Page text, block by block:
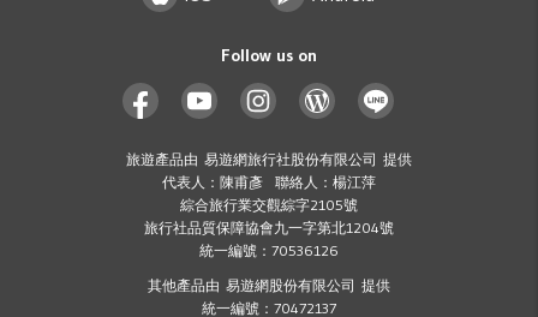
Follow us on
旅遊產品由 易遊網旅行社股份有限公司 提供
代表人：陳甫彥 聯絡人：楊江萍
綜合旅行業交觀綜字2105號
旅行社品質保障協會九一字第北1204號
統一編號：70536126
其他產品由 易遊網股份有限公司 提供
統一編號：70472137